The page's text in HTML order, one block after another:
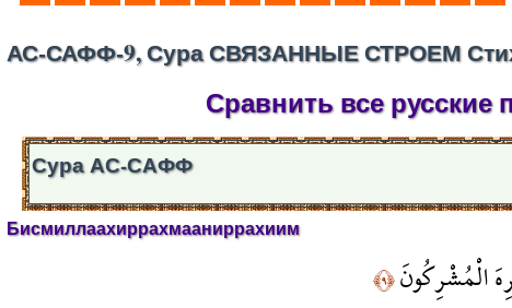
АС-САФФ-9, Сура СВЯЗАННЫЕ СТРОЕМ
Сравнить все
Сура АС-САФФ
Бисмиллаахиррахмааниррахиим
الْمُشْرِكُونَ﴿٩﴾